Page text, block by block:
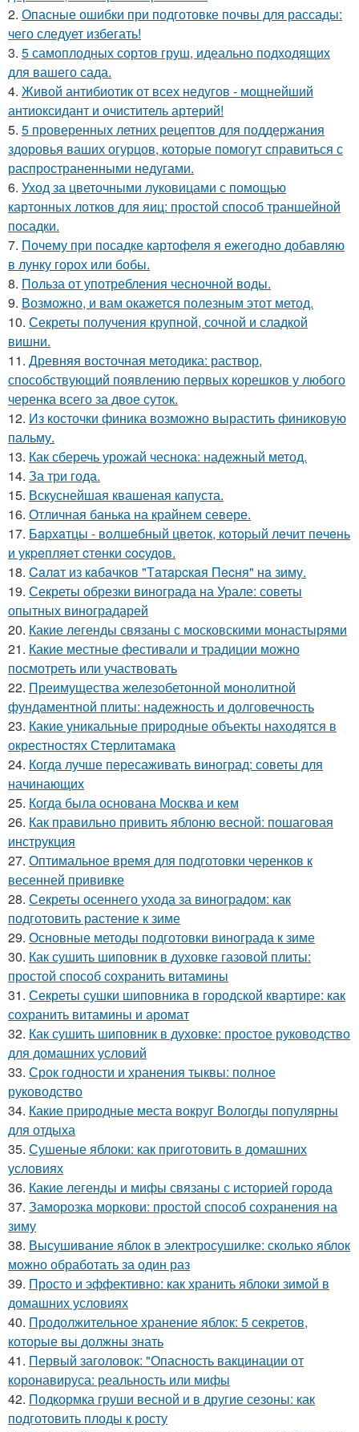
2. Опасные ошибки при подготовке почвы для рассады:
чего следует избегать!
3. 5 самоплодных сортов груш, идеально подходящих
для вашего сада.
4. Живой антибиотик от всех недугов - мощнейший
антиоксидант и очиститель артерий!
5. 5 проверенных летних рецептов для поддержания
здоровья ваших огурцов, которые помогут справиться с
распространенными недугами.
6. Уход за цветочными луковицами с помощью
картонных лотков для яиц: простой способ траншейной
посадки.
7. Почему при посадке картофеля я ежегодно добавляю
в лунку горох или бобы.
8. Польза от употребления чесночной воды.
9. Возможно, и вам окажется полезным этот метод.
10. Секреты получения крупной, сочной и сладкой
вишни.
11. Древняя восточная методика: раствор,
способствующий появлению первых корешков у любого
черенка всего за двое суток.
12. Из косточки финика возможно вырастить финиковую
пальму.
13. Как сберечь урожай чеснока: надежный метод.
14. За три года.
15. Вскуснейшая квашеная капуста.
16. Отличная банька на крайнем севере.
17. Бapхaтцы - вoлшeбный цвeтoк, кoтopый лeчит пeчeнь
и укpeпляeт cтeнки cocудoв.
18. Caлaт из кaбaчкoв "Тaтapcкaя Пecня" нa зиму.
19. Секреты обрезки винограда на Урале: советы
опытных виноградарей
20. Какие легенды связаны с московскими монастырями
21. Какие местные фестивали и традиции можно
посмотреть или участвовать
22. Преимущества железобетонной монолитной
фундаментной плиты: надежность и долговечность
23. Какие уникальные природные объекты находятся в
окрестностях Стерлитамака
24. Когда лучше пересаживать виноград: советы для
начинающих
25. Когда была основана Москва и кем
26. Как правильно привить яблоню весной: пошаговая
инструкция
27. Оптимальное время для подготовки черенков к
весенней прививке
28. Секреты осеннего ухода за виноградом: как
подготовить растение к зиме
29. Основные методы подготовки винограда к зиме
30. Как сушить шиповник в духовке газовой плиты:
простой способ сохранить витамины
31. Секреты сушки шиповника в городской квартире: как
сохранить витамины и аромат
32. Как сушить шиповник в духовке: простое руководство
для домашних условий
33. Срок годности и хранения тыквы: полное
руководство
34. Какие природные места вокруг Вологды популярны
для отдыха
35. Сушеные яблоки: как приготовить в домашних
условиях
36. Какие легенды и мифы связаны с историей города
37. Заморозка моркови: простой способ сохранения на
зиму
38. Высушивание яблок в электросушилке: сколько яблок
можно обработать за один раз
39. Просто и эффективно: как хранить яблоки зимой в
домашних условиях
40. Продолжительное хранение яблок: 5 секретов,
которые вы должны знать
41. Первый заголовок: "Опасность вакцинации от
коронавируса: реальность или мифы
42. Подкормка груши весной и в другие сезоны: как
подготовить плоды к росту